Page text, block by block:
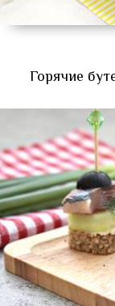
Горячие